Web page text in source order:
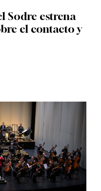
Sodre estrena
el contacto y